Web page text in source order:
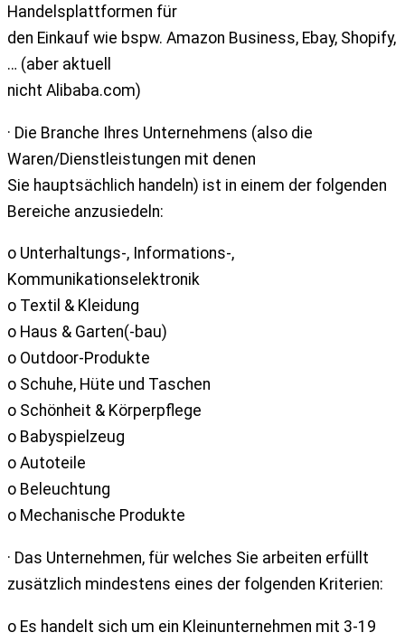
Handelsplattformen für
den Einkauf wie bspw. Amazon Business, Ebay, Shopify,
… (aber aktuell
nicht Alibaba.com)
· Die Branche Ihres Unternehmens (also die
Waren/Dienstleistungen mit denen
Sie hauptsächlich handeln) ist in einem der folgenden
Bereiche anzusiedeln:
o Unterhaltungs-, Informations-,
Kommunikationselektronik
o Textil & Kleidung
o Haus & Garten(-bau)
o Outdoor-Produkte
o Schuhe, Hüte und Taschen
o Schönheit & Körperpflege
o Babyspielzeug
o Autoteile
o Beleuchtung
o Mechanische Produkte
· Das Unternehmen, für welches Sie arbeiten erfüllt
zusätzlich mindestens eines der folgenden Kriterien:
o Es handelt sich um ein Kleinunternehmen mit 3-19